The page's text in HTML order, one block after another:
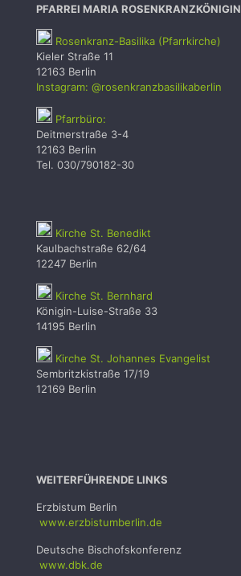
PFARREI MARIA ROSENKRANZKÖNIGIN
Rosenkranz-Basilika (Pfarrkirche)
Kieler Straße 11
12163 Berlin
Instagram: @rosenkranzbasilikaberlin
Pfarrbüro:
Deitmerstraße 3-4
12163 Berlin
Tel. 030/790182-30
Kirche St. Benedikt
Kaulbachstraße 62/64
12247 Berlin
Kirche St. Bernhard
Königin-Luise-Straße 33
14195 Berlin
Kirche St. Johannes Evangelist
Sembritzkistraße 17/19
12169 Berlin
WEITERFÜHRENDE LINKS
Erzbistum Berlin
www.erzbistumberlin.de
Deutsche Bischofskonferenz
www.dbk.de